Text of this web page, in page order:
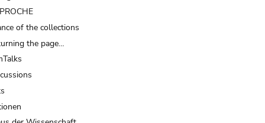
of the collections
the page…